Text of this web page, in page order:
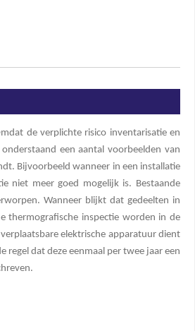
de verplichte risico inventarisatie en
een aantal voorbeelden van
Bijvoorbeeld wanneer in een installatie
niet meer goed mogelijk is. Bestaande
Wanneer blijkt dat gedeelten in
thermografische inspectie worden in de
elektrische apparatuur dient
dat deze eenmaal per twee jaar een